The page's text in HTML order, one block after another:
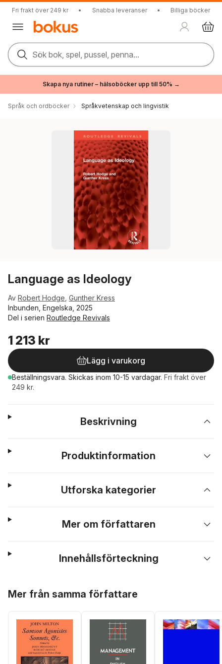
Fri frakt över 249 kr • Snabba leveranser • Billiga böcker
Sök bok, spel, pussel, penna...
Skapa nya rutiner – hälsoböcker upp till 50% →
Språk och ordböcker Språkvetenskap och lingvistik
Language as Ideology
Av Robert Hodge Gunther Kress
Inbunden, Engelska, 2025
Del i serien Routledge Revivals
1 213 kr
Lägg i varukorg
Beställningsvara. Skickas inom 10-15 vardagar. Fri frakt över
249 kr.
Beskrivning
Produktinformation
Utforska kategorier
Mer om författaren
Innehållsförteckning
Mer från samma författare